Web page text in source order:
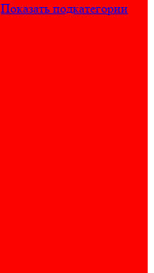
Показать подкатегории